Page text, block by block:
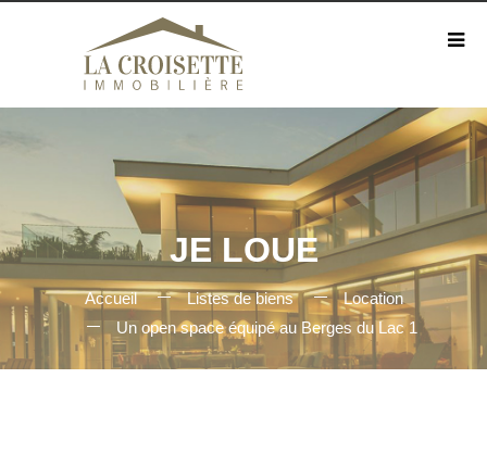
JE LOUE
Accueil Listes de biens
Location
Un open space équipé au Berges du Lac 1